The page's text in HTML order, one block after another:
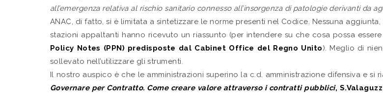
all’emergenza relativa al rischio sanitario connesso all’insorgenza di patologie derivanti da
ANAC, di fatto, si è limitata a sintetizzare le norme presenti nel Codice. Nessuna
stazioni appaltanti hanno ricevuto un riassunto (per intendere su che cosa possa essere
Policy Notes (PPN) predisposte dal Cabinet Office del Regno Unito). Meglio di
sollevato nell’utilizzare gli strumenti.
Il nostro auspico è che le amministrazioni superino la c.d. amministrazione difensiva e
Governare per Contratto. Come creare valore attraverso i contratti pubblici,